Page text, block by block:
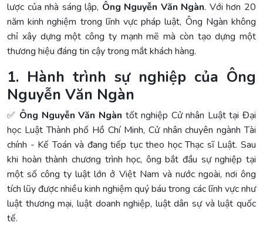
lược của nhà sáng lập, Ông Nguyễn Văn Ngàn. Với hơn 20
năm kinh nghiệm trong lĩnh vực pháp luật, Ông Ngàn không
chỉ xây dựng một công ty mạnh mẽ mà còn tạo dựng một
thương hiệu đáng tin cậy trong mắt khách hàng.
1. Hành trình sự nghiệp của Ông
Nguyễn Văn Ngàn
✅ Ông Nguyễn Văn Ngàn tốt nghiệp Cử nhân Luật tại Đại
học Luật Thành phố Hồ Chí Minh, Cử nhân chuyên ngành Tài
chính - Kế Toán và đang tiếp tục theo học Thạc sĩ Luật. Sau
khi hoàn thành chương trình học, ông bắt đầu sự nghiệp tại
một số công ty luật lớn ở Việt Nam và nước ngoài, nơi ông
tích lũy được nhiều kinh nghiệm quý báu trong các lĩnh vực như
luật thương mại, luật doanh nghiệp, luật dân sự và luật quốc
tế.